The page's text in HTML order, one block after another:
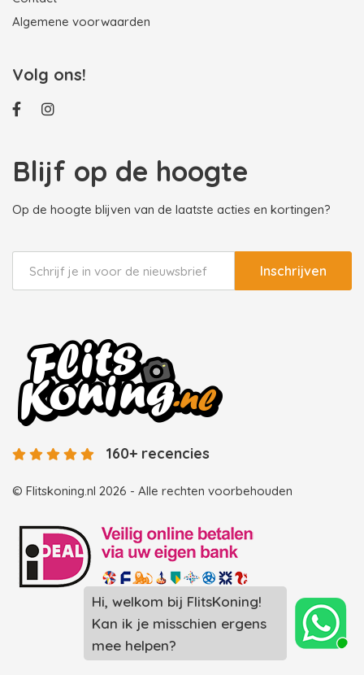
Hi, welkom bij FlitsKoning!
Kan ik je misschien ergens
mee helpen?
Algemene voorwaarden
Volg ons!
Blijf op de hoogte
Op de hoogte blijven van de laatste acties en kortingen?
Inschrijven
© Flitskoning.nl 2026 - Alle rechten voorbehouden
160+ recencies
Landingspagina overzicht photobooths
Landingspagina overzicht videobooths
Photobooth huren in Spijkenisse